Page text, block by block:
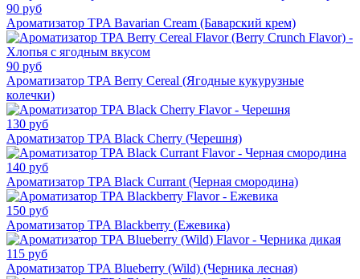
90 руб
Ароматизатор TPA Bavarian Cream (Баварский крем)
90 руб
Ароматизатор TPA Berry Cereal (Ягодные кукурузные
колечки)
130 руб
Ароматизатор TPA Black Cherry (Черешня)
140 руб
Ароматизатор TPA Black Currant (Черная смородина)
150 руб
Ароматизатор TPA Blackberry (Ежевика)
115 руб
Ароматизатор TPA Blueberry (Wild) (Черника лесная)